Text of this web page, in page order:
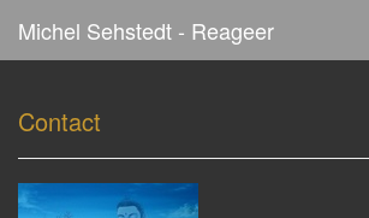
Michel Sehstedt - Reageer
Contact